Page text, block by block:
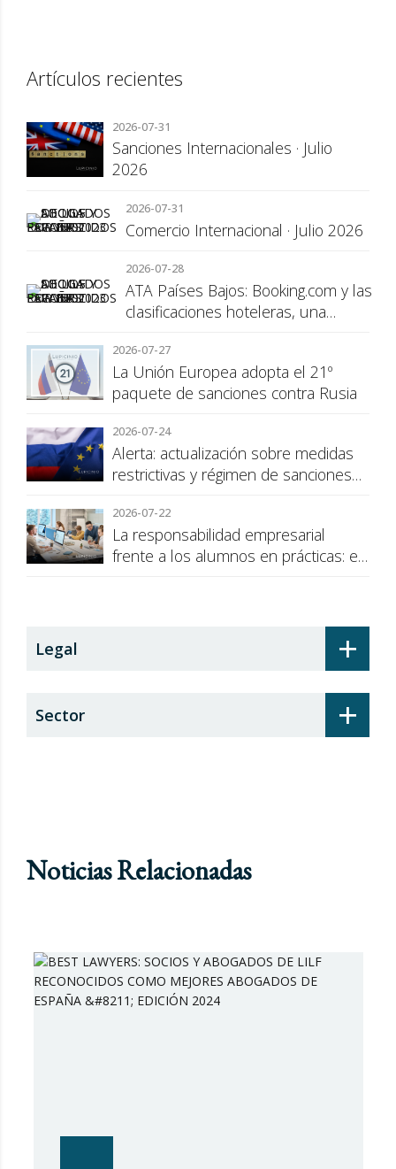
Artículos recientes
2026-07-31
Sanciones Internacionales · Julio
2026
2026-07-31
Comercio Internacional · Julio 2026
2026-07-28
ATA Países Bajos: Booking.com y las
clasificaciones hoteleras, una
consumidor
2026-07-27
La Unión Europea adopta el 21º
paquete de sanciones contra Rusia
2026-07-24
Alerta: actualización sobre medidas
restrictivas y régimen de sanciones
2026-07-22
La responsabilidad empresarial
frente a los alumnos en prácticas: el
+
Legal
+
Sector
Noticias Relacionadas